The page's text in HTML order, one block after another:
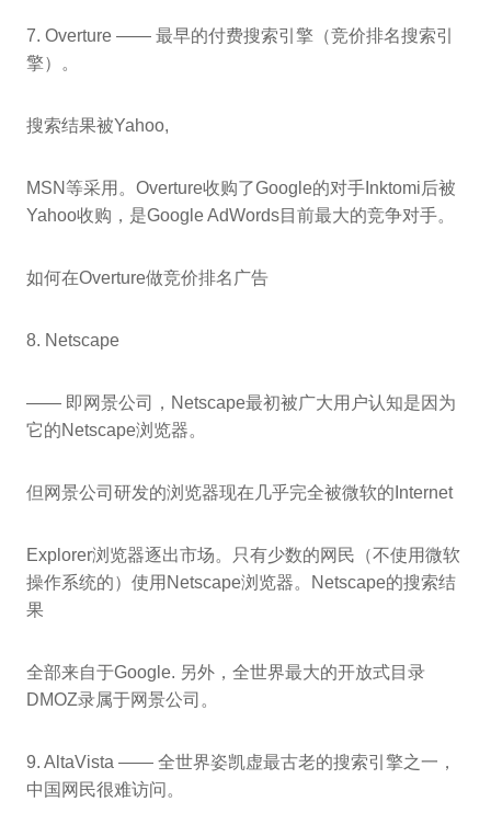
7. Overture —— 最早的付费搜索引擎（竞价排名搜索引
擎）。
搜索结果被Yahoo,
MSN等采用。Overture收购了Google的对手Inktomi后被
Yahoo收购，是Google AdWords目前最大的竞争对手。
如何在Overture做竞价排名广告
8. Netscape
—— 即网景公司，Netscape最初被广大用户认知是因为
它的Netscape浏览器。
但网景公司研发的浏览器现在几乎完全被微软的Internet
Explorer浏览器逐出市场。只有少数的网民（不使用微软
操作系统的）使用Netscape浏览器。Netscape的搜索结
果
全部来自于Google. 另外，全世界最大的开放式目录
DMOZ录属于网景公司。
9. AltaVista —— 全世界姿凯虚最古老的搜索引擎之一，
中国网民很难访问。